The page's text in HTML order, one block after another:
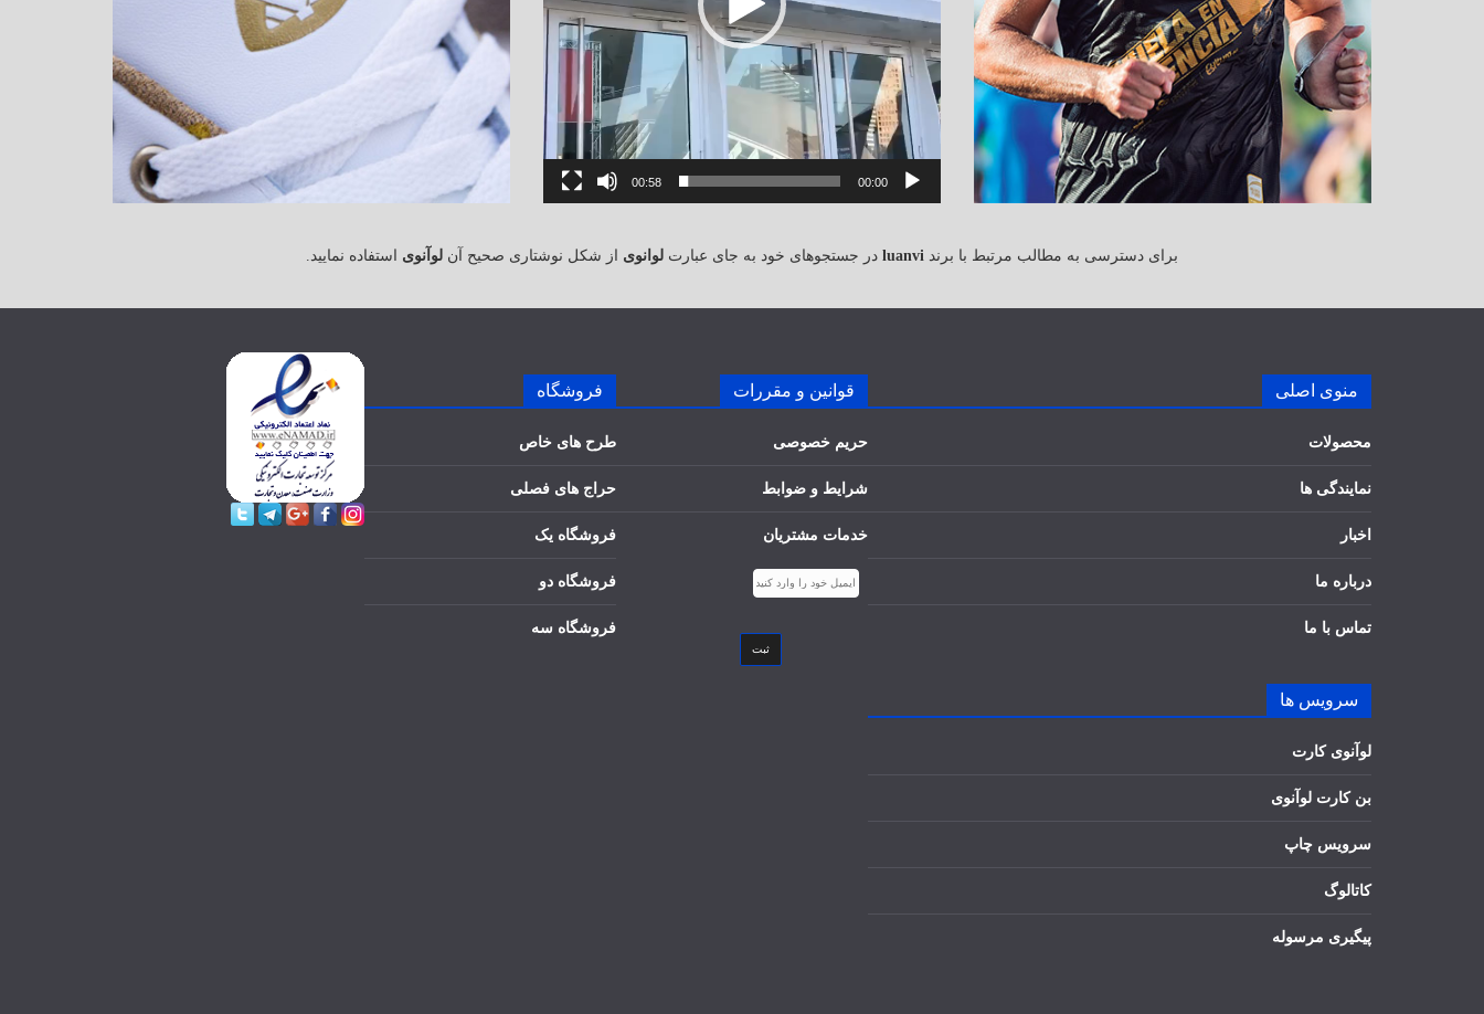
00:00
00:58
برای دسترسی به مطالب مرتبط با برند luanvi در جستجوهای خود به جای عبارت لوانوی از شکل نوشتاری صحیح آن لوآنوی استفاده نمایید.
منوی اصلی
محصولات
نمایندگی ها
اخبار
درباره ما
تماس با ما
سرویس ها
لوآنوی کارت
بن کارت لوآنوی
سرویس چاپ
کاتالوگ
پیگیری مرسوله
قوانین و مقررات
حریم خصوصی
شرایط و ضوابط
خدمات مشتریان
ثبت
فروشگاه
طرح های خاص
حراج های فصلی
فروشگاه یک
فروشگاه دو
فروشگاه سه